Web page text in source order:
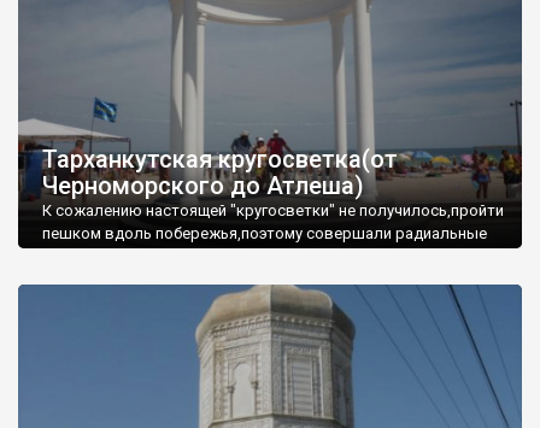
Тарханкутская кругосветка(от
Черноморского до Атлеша)
К сожалению настоящей "кругосветки" не получилось,пройти
пешком вдоль побережья,поэтому совершали радиальные